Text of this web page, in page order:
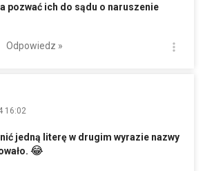
pozwać ich do sądu o naruszenie
Odpowiedz »
16:02
jedną literę w drugim wyrazie nazwy
😂